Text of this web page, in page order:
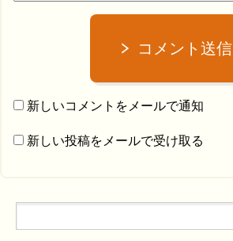
コメント送信
新しいコメントをメールで通知
新しい投稿をメールで受け取る